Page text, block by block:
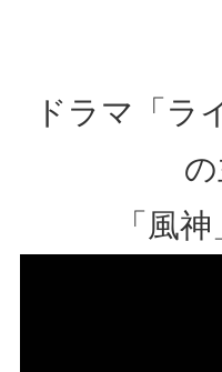
ドラマ「ラ
「風